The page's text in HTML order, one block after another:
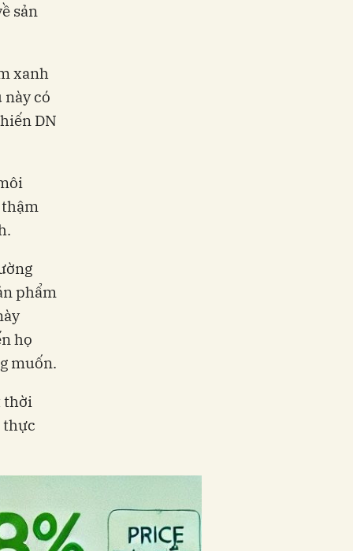
sản
xanh
có
DN
thậm
phẩm
họ
muốn.
thời
thực